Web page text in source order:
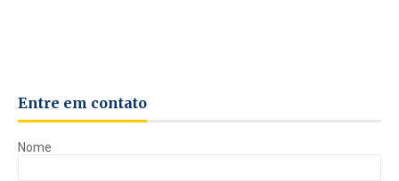
Entre em contato
Nome